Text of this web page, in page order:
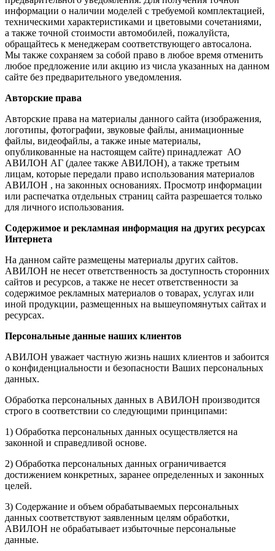
информации о наличии моделей с требуемой комплектацией,
техническими характеристиками и цветовыми сочетаниями,
а также точной стоимости автомобилей, пожалуйста,
обращайтесь к менеджерам соответствующего автосалона.
Мы также сохраняем за собой право в любое время отменить
любое предложение или акцию из числа указанных на данном
сайте без предварительного уведомления.
Авторские права
Авторские права на материалы данного сайта (изображения,
логотипы, фотографии, звуковые файлы, анимационные
файлы, видеофайлы, а также иные материалы,
опубликованные на настоящем сайте) принадлежат АО
АВИЛОН АГ (далее также АВИЛОН), а также третьим
лицам, которые передали право использования материалов
АВИЛОН , на законных основаниях. Просмотр информации
или распечатка отдельных страниц сайта разрешается только
для личного использования.
Содержимое и рекламная информация на других ресурсах
Интернета
На данном сайте размещены материалы других сайтов.
АВИЛОН не несет ответственность за доступность сторонних
сайтов и ресурсов, а также не несет ответственности за
содержимое рекламных материалов о товарах, услугах или
иной продукции, размещенных на вышеупомянутых сайтах и
ресурсах.
Персональные данные наших клиентов
АВИЛОН уважает частную жизнь наших клиентов и забоится
о конфиденциальности и безопасности Ваших персональных
данных.
Обработка персональных данных в АВИЛОН производится
строго в соответствии со следующими принципами:
1) Обработка персональных данных осуществляется на
законной и справедливой основе.
2) Обработка персональных данных ограничивается
достижением конкретных, заранее определенных и законных
целей.
3) Содержание и объем обрабатываемых персональных
данных соответствуют заявленным целям обработки,
АВИЛОН не обрабатывает избыточные персональные
данные.